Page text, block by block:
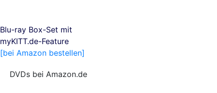
Blu-ray Box-Set mit
myKITT.de-Feature
[bei Amazon bestellen]
DVDs bei Amazon.de